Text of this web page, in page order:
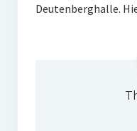
Deutenberghalle.